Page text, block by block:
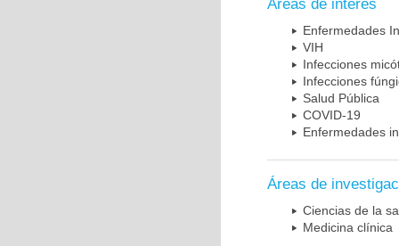
Áreas de interés
Enfermedades
VIH
Infecciones
Infecciones
Salud Pública
COVID-19
Enfermedades
Áreas de
Ciencias de la
Medicina clínica